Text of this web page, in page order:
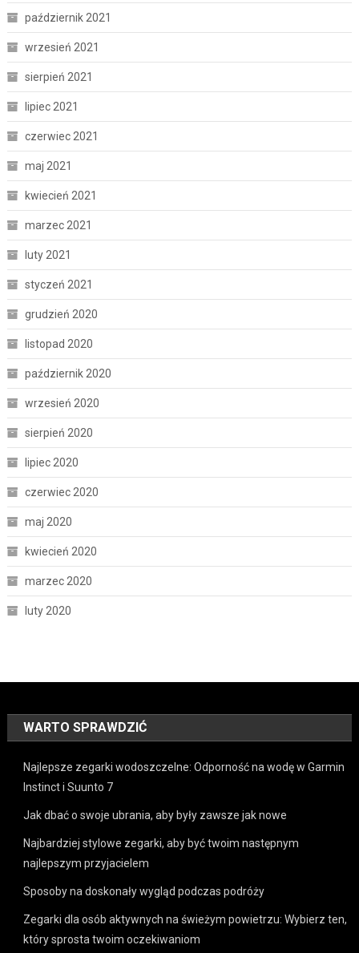
październik 2021
wrzesień 2021
sierpień 2021
lipiec 2021
czerwiec 2021
maj 2021
kwiecień 2021
marzec 2021
luty 2021
styczeń 2021
grudzień 2020
listopad 2020
październik 2020
wrzesień 2020
sierpień 2020
lipiec 2020
czerwiec 2020
maj 2020
kwiecień 2020
marzec 2020
luty 2020
WARTO SPRAWDZIĆ
Najlepsze zegarki wodoszczelne: Odporność na wodę w Garmin
Instinct i Suunto 7
Jak dbać o swoje ubrania, aby były zawsze jak nowe
Najbardziej stylowe zegarki, aby być twoim następnym
najlepszym przyjacielem
Sposoby na doskonały wygląd podczas podróży
Zegarki dla osób aktywnych na świeżym powietrzu: Wybierz ten,
który sprosta twoim oczekiwaniom